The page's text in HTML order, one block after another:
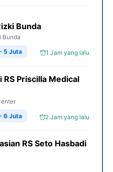
Bunda
Bunda
1 Jam yang lalu
5 Juta
RS Priscilla Medical
2 Jam yang lalu
6 Juta
RS Seto Hasbadi